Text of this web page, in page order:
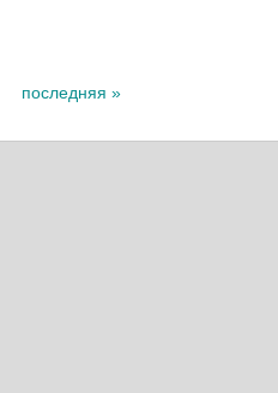
последняя »